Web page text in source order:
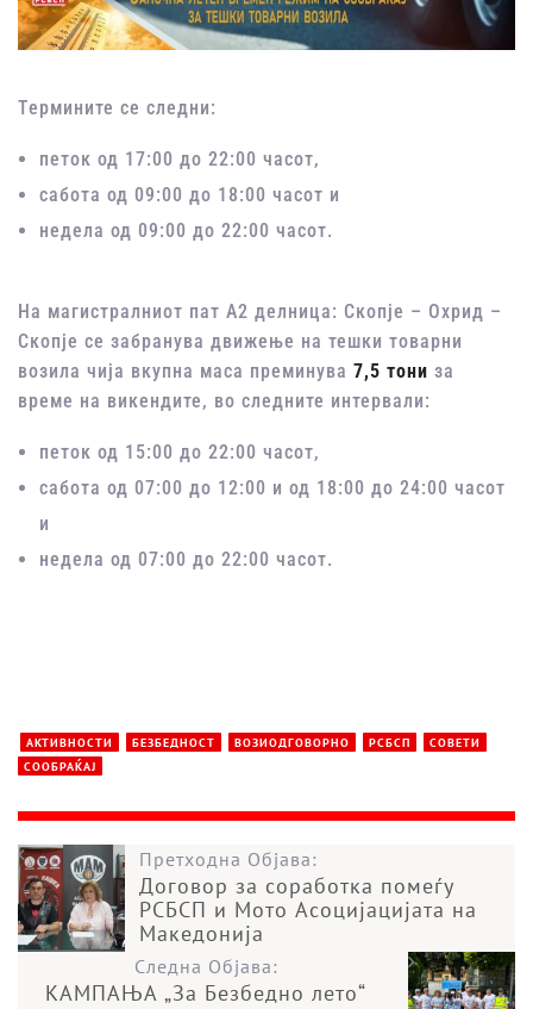
Термините се следни:
петок од 17:00 до 22:00 часот,
сабота од 09:00 до 18:00 часот и
недела од 09:00 до 22:00 часот.
На магистралниот пат А2 делница: Скопје – Охрид –
Скопје се забранува движење на тешки товарни
возила чија вкупна маса преминува 7,5 тони за
време на викендите, во следните интервали:
петок од 15:00 до 22:00 часот,
сабота од 07:00 до 12:00 и од 18:00 до 24:00 часот
и
недела од 07:00 до 22:00 часот.
АКТИВНОСТИ БЕЗБЕДНОСТ ВОЗИОДГОВОРНО РСБСП
СОВЕТИ
СООБРАЌАЈ
Претходна Објава:
Договор за соработка помеѓу
РСБСП и Мото Асоцијацијата на
Македонија
Следна Објава:
КАМПАЊА „За Безбедно лето“